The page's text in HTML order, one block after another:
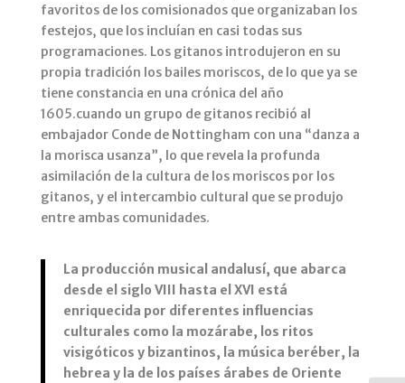
favoritos de los comisionados que organizaban los
festejos, que los incluían en casi todas sus
programaciones. Los gitanos introdujeron en su
propia tradición los bailes moriscos, de lo que ya se
tiene constancia en una crónica del año
1605.cuando un grupo de gitanos recibió al
embajador Conde de Nottingham con una “danza a
la morisca usanza”, lo que revela la profunda
asimilación de la cultura de los moriscos por los
gitanos, y el intercambio cultural que se produjo
entre ambas comunidades.
La producción musical andalusí, que abarca
desde el siglo VIII hasta el XVI está
enriquecida por diferentes influencias
culturales como la mozárabe, los ritos
visigóticos y bizantinos, la música beréber, la
hebrea y la de los países árabes de Oriente